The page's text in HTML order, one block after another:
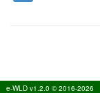
e-WLD v1.2.0 © 2016-2026